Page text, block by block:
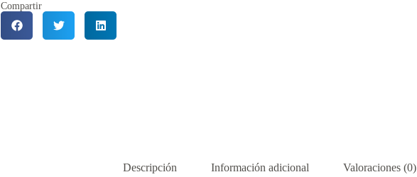
Compartir
Descripción Información adicional Valoraciones (0)